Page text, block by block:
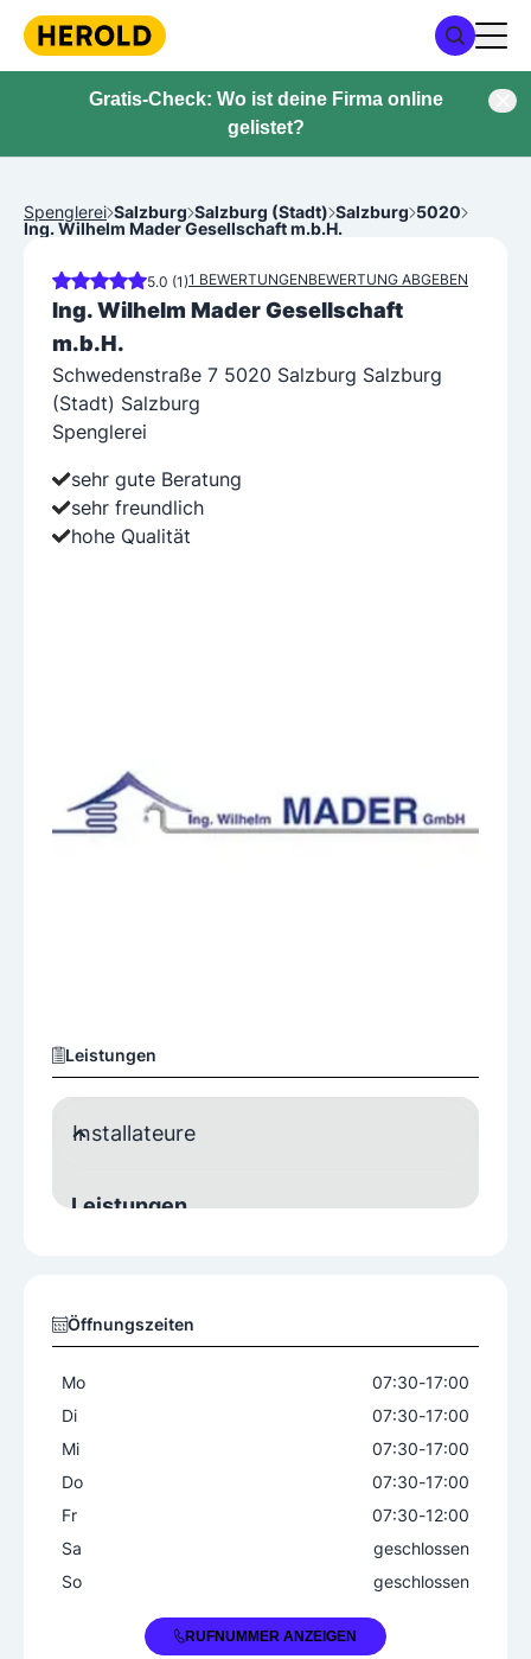
Gratis-Check: Wo ist deine Firma online
gelistet?
Spenglerei Salzburg Salzburg (Stadt) Salzburg 5020
Ing. Wilhelm Mader Gesellschaft m.b.H.
5.0 (1)1 BEWERTUNGENBEWERTUNG ABGEBEN
Ing. Wilhelm Mader Gesellschaft
m.b.H.
Schwedenstraße 7 5020 Salzburg Salzburg
(Stadt) Salzburg
Spenglerei
sehr gute Beratung
sehr freundlich
hohe Qualität
Leistungen
Installateure
Leistungen
Öffnungszeiten
Mo 07:30-17:00
Di
07:30-17:00
Mi
07:30-17:00
Do
07:30-17:00
Fr
07:30-12:00
Sa
geschlossen
So
geschlossen
+43 662 834075RUFNUMMER ANZEIGEN